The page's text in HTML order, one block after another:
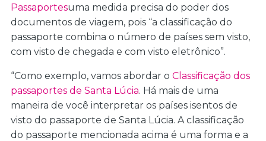
Passaportesuma medida precisa do poder dos
documentos de viagem, pois “a classificação do
passaporte combina o número de países sem visto,
com visto de chegada e com visto eletrônico”.
“Como exemplo, vamos abordar o Classificação dos
passaportes de Santa Lúcia. Há mais de uma
maneira de você interpretar os países isentos de
visto do passaporte de Santa Lúcia. A classificação
do passaporte mencionada acima é uma forma e a